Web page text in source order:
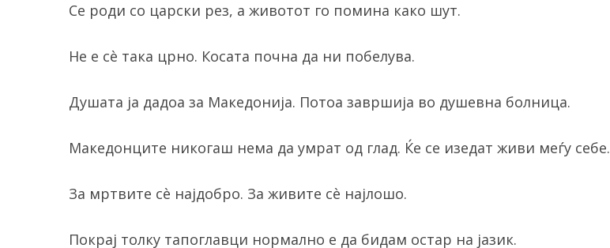
Се роди со царски рез, а животот го помина како шут.
Не е сè така црно. Косата почна да ни побелува.
Душата ја дадоа за Македонија. Потоа завршија во душевна болница.
Македонците никогаш нема да умрат од глад. Ќе се изедат живи меѓу себе.
За мртвите сè најдобро. За живите сè најлошо.
Покрај толку тапоглавци нормално е да бидам остар на јазик.